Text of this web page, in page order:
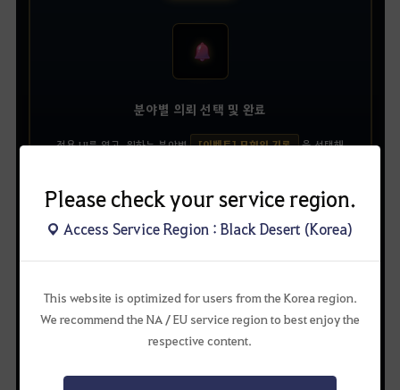
Please check your service region.
Access Service Region : Black Desert (Korea)
This website is optimized for users from the Korea region.
We recommend the NA / EU service region to best enjoy the
respective content.
분야별 의뢰 선택 및 완료
전용 UI를 열고, 원하는 분야별 [이벤트] 모험의 기록
을 선택해
01 '[이벤트] 모험의 기록' 아이템 우클릭으로 사용
'[이벤트] 모험의 기록'
03